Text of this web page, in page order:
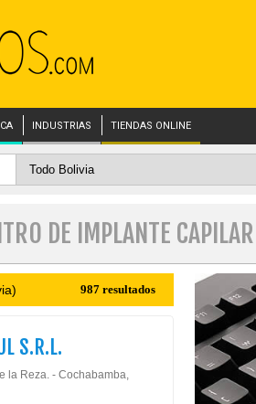
INDUSTRIAS TIENDAS ONLINE
DE IMPLANTE
987 resultados
S.R.L.
la Reza. - Cochabamba,